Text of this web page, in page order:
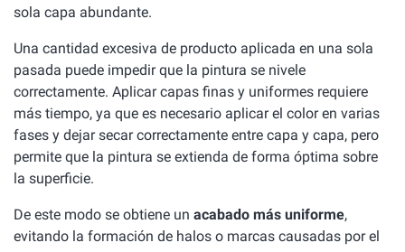
sola capa abundante.
Una cantidad excesiva de producto aplicada en una sola
pasada puede impedir que la pintura se nivele
correctamente. Aplicar capas finas y uniformes requiere
más tiempo, ya que es necesario aplicar el color en varias
fases y dejar secar correctamente entre capa y capa, pero
permite que la pintura se extienda de forma óptima sobre
la superficie.
De este modo se obtiene un acabado más uniforme,
evitando la formación de halos o marcas causadas por el